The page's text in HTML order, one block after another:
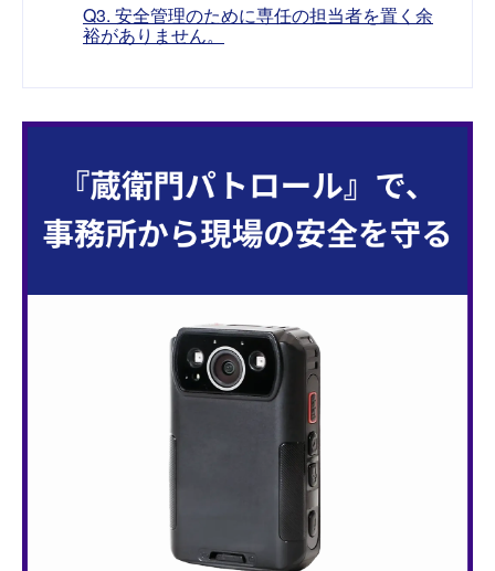
Q3. 安全管理のために専任の担当者を置く余
裕がありません。